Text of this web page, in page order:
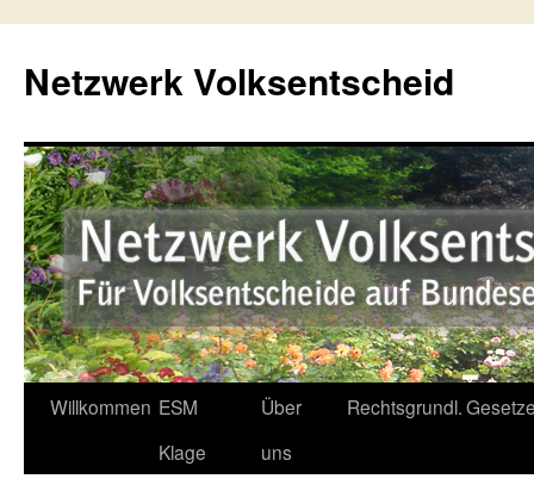
Netzwerk Volksentscheid
Springe
Willkommen ESM
Klage
Über
uns
Rechtsgrundl.